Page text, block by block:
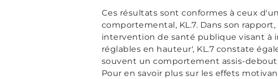
Ces résultats sont conformes à ceux
comportemental, KL.7. Dans son rapport,
intervention de santé publique visant à
réglables en hauteur', KL.7 constate
souvent un comportement assis-
Pour en savoir plus sur les effets